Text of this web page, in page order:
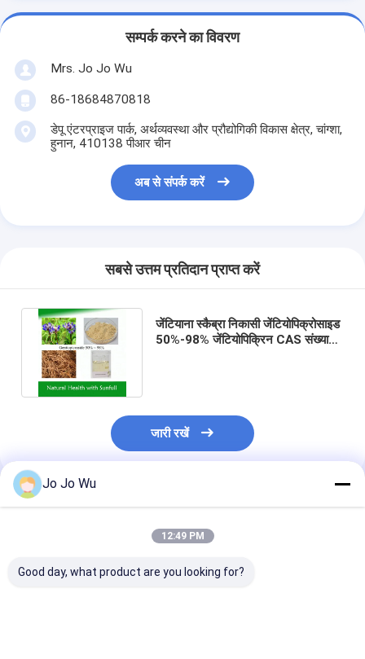
सम्पर्क करने का विवरण
Mrs. Jo Jo Wu
86-18684870818
डेपू एंटरप्राइज पार्क, अर्थव्यवस्था और प्रौद्योगिकी विकास क्षेत्र, चांग्शा,
हुनान, 410138 पीआर चीन
अब से संपर्क करें
सबसे उत्तम प्रतिदान प्राप्त करें
जेंटियाना स्कैब्रा निकासी जेंटियोपिक्रोसाइड
50%-98% जेंटियोपिक्रिन CAS संख्या
जारी रखें
अनुशंसित उत्पाद
Jo Jo Wu
12:49 PM
Good day, what product are you looking for?